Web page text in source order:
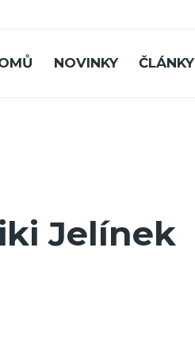
NOVINKY ČLÁNKY
Jelínek